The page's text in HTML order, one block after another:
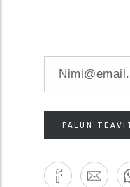
PALUN